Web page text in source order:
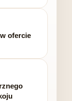
ofercie